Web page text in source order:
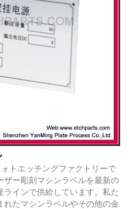
トエッチングファクトリーで
ザー彫刻マシンラベルを最新の
インで供給しています。私た
たマシンラベルやその他の金